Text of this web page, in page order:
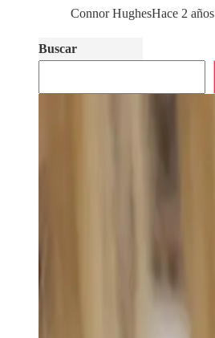
Connor HughesHace 2 años
Buscar